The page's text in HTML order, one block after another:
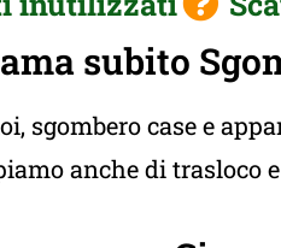
subito
sgombero case e
anche di